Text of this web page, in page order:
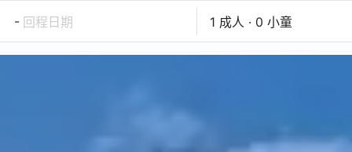
- 回程日期 1 成人 · 0 小童